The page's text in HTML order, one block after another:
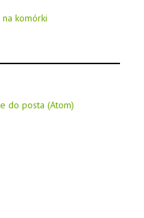
komórki
do posta (Atom)